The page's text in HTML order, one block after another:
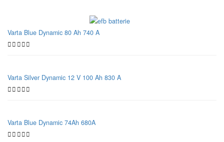
Varta Blue Dynamic 80 Ah 740 A
Varta Silver Dynamic 12 V 100 Ah 830 A
Varta Blue Dynamic 74Ah 680A